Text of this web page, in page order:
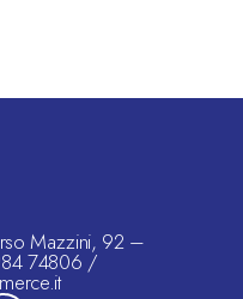
Mazzini, 92 –
74806 /